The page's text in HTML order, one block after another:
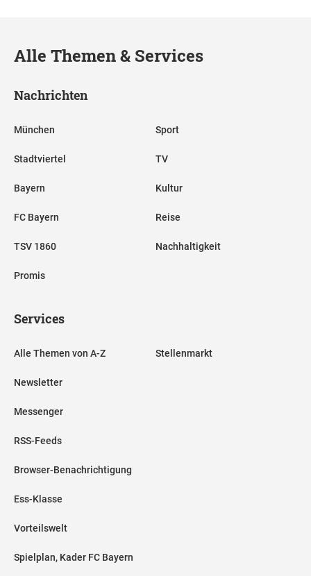
Alle Themen & Services
Nachrichten
München
Stadtviertel
Bayern
FC Bayern
TSV 1860
Promis
Sport
TV
Kultur
Reise
Nachhaltigkeit
Services
Alle Themen von A-Z
Newsletter
Messenger
RSS-Feeds
Browser-Benachrichtigung
Ess-Klasse
Vorteilswelt
Spielplan, Kader FC Bayern
Stellenmarkt